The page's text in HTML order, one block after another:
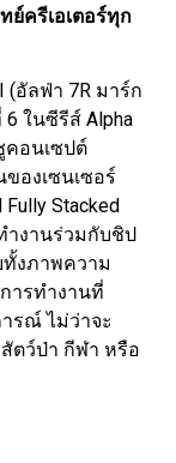
ย์ครีเอเตอร์ทุก
(อัลฟ่า 7R มาร์ก
6 ในซีรีส์ Alpha
คอนเซปต์
ของเซนเซอร์
Fully Stacked
ำงานร่วมกับชิป
ทั้งภาพความ
ารทำงานที่
รณ์ ไม่ว่าจะ
ตว์ป่า กีฬา หรือ